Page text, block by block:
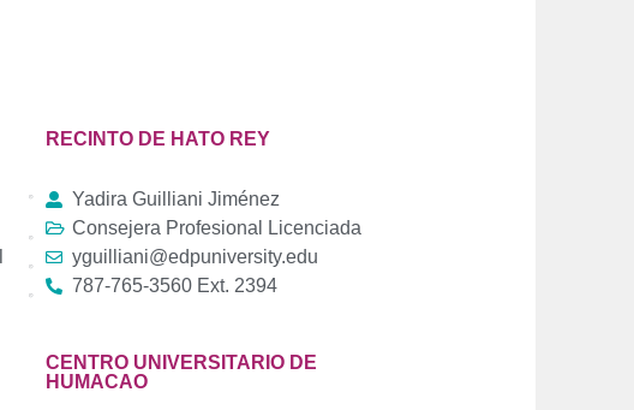
RECINTO DE HATO REY
Yadira Guilliani Jiménez
Consejera Profesional Licenciada
yguilliani@edpuniversity.edu
787-765-3560 Ext. 2394
CENTRO UNIVERSITARIO DE
HUMACAO